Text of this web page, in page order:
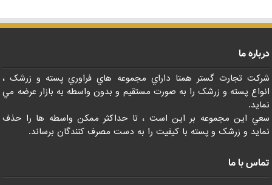
درباره ما
شرکت تجارت گستر همتا داراي مجموعه هاي فراوري پسته و زرشک ،
انواع پسته و زرشک را به صورت مستقيم و بدون واسطه به بازار عرضه مي
نمايد.
سعي اين مجموعه بر اين است ، تا حداکثر ممکن واسطه ها را حذف
نمايد و زرشک و پسته با کيفيت را به دست مصرف کنندگان برساند.
تماس با ما